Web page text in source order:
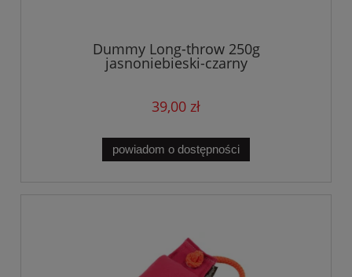
Dummy Long-throw 250g
jasnoniebieski-czarny
39,00 zł
powiadom o dostępności